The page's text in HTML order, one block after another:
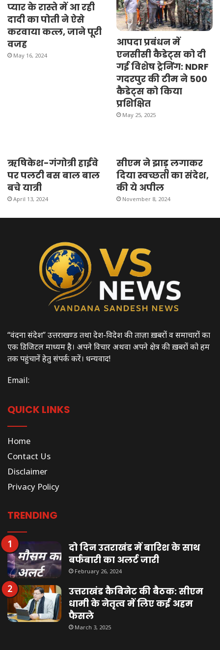
प्‍यार के रास्‍ते में आ रही
दादी का पोती ने ऐसे
करवाया कत्ल, जाने पूरी
वजह
May 16, 2024
आपदा प्रबंधन में
एनसीसी कैडेट्स को दी
गई विशेष ट्रेनिंग: NDRF
गदरपुर की टीम ने 500
कैडेट्स को किया
प्रशिक्षित
May 25, 2025
ऋषिकेश-गंगोत्री हाईवे
पर पलटी बस बाल बाल
बचे यात्री
April 13, 2024
सीएम ने झाड़ू लगाकर
दिया स्वच्छता का संदेश,
की ये अपील
November 8, 2024
“वंदना संदेश” उत्तराखण्ड तथा देश-विदेश की ताज़ा ख़बरों व समाचारों का
एक डिजिटल माध्यम है। अपने विचार अथवा अपने क्षेत्र की ख़बरों को हम
तक पहुंचानें हेतु संपर्क करें। धन्यवाद!
Email:
QUICK LINKS
Home
Contact Us
Disclaimer
Privacy Policy
TRENDING
दो दिन उतराखंड में बारिश के साथ
बर्फबारी का अलर्ट जारी
February 26, 2024
उत्तराखंड कैबिनेट की बैठक: सीएम
धामी के नेतृत्व में लिए कई अहम
फैसले
March 3, 2025